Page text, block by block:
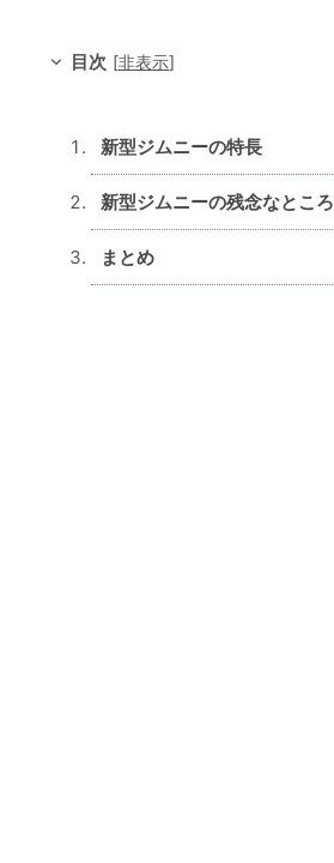
目次 [非表示]
新型ジムニーの特長
新型ジムニーの残念なところ
まとめ